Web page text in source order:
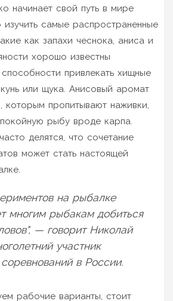
начинает свой путь в мире
изучить самые распространенные
как запахи чеснока, аниса и
хорошо известны
привлекать хищные
или щука. Анисовый аромат
которым пропитывают наживки,
рыбу вроде карпа.
делятся, что сочетание
может стать настоящей
на рыбалке
многим рыбакам добиться
— говорит Николай
участник
в России.
рабочие варианты, стоит